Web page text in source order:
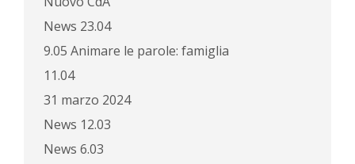
News 23.04
9.05 Animare le parole: famiglia
11.04
31 marzo 2024
News 12.03
News 6.03